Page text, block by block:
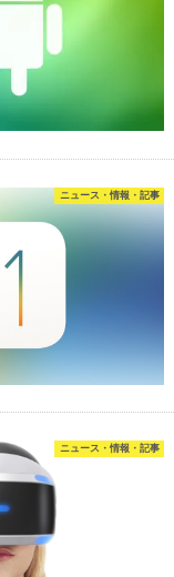
ニュース・情報・記事
ニュース・情報・記事